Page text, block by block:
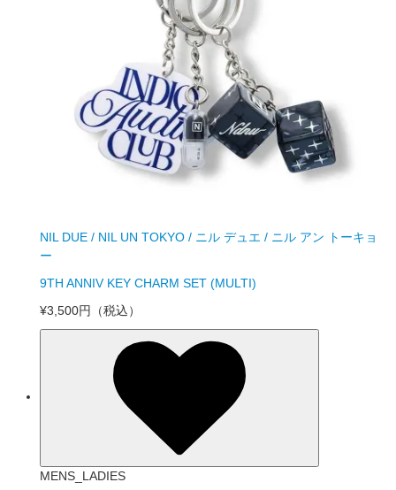
NIL DUE / NIL UN TOKYO / ニル デュエ / ニル アン トーキョ
ー
9TH ANNIV KEY CHARM SET (MULTI)
¥3,500円 （税込）
MENS_LADIES